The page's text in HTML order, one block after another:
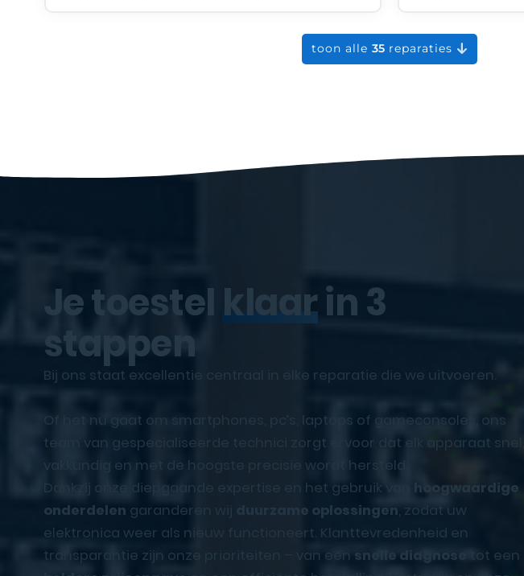
toon alle 35reparaties
Je toestel klaarin 3
stappen
Bij ons staat excellentie centraal in elke reparatie die we uitvoeren.
Of het nu gaat om smartphones, pc’s, laptops of gameconsoles, ons
team van gespecialiseerde technici zorgt ervoor dat elk apparaat snel,
vakkundig en met de hoogste precisie wordt hersteld.
Dankzij onze diepgaande expertise en het gebruik van
hoogwaardige
onderdelen garanderen wij duurzame oplossingen, zodat uw
elektronica weer als nieuw functioneert. Klanttevredenheid en
transparantie zijn onze prioriteiten – van een snelle diagnose
tot een